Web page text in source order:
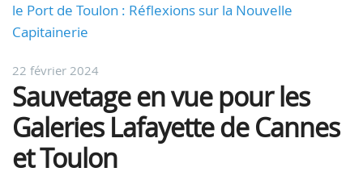
le Port de Toulon : Réflexions sur la Nouvelle
Capitainerie
22 février 2024
Sauvetage en vue pour les
Galeries Lafayette de Cannes
et Toulon